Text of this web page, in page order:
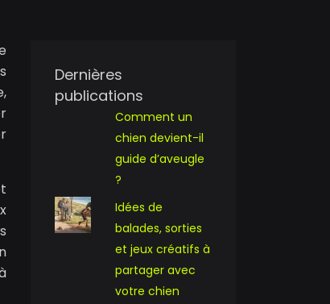
Dernières
publications
Comment un
chien devient-il
guide d’aveugle
?
Idées de
balades, sorties
et jeux créatifs à
partager avec
votre chien